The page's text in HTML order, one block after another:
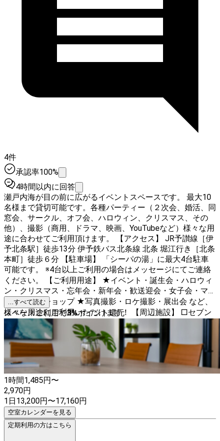
4件
承認率100%
4時間以内に回答
瀬戸内海が目の前に広がるイベントスペースです。 最大10
名様まで貸切可能です。各種パーティー（２次会、婚活、同
窓会、サークル、オフ会、ハロウィン、クリスマス、その
他）、撮影（商用、ドラマ、映画、YouTubeなど）様々な用
途に合わせてご利用頂けます。 【アクセス】 JR予讃線［伊
予北条駅］徒歩13分 伊予鉄バス北条線 北条 堀江行き［北条
本町］徒歩６分 【駐車場】 「シーパの湯」に最大4台駐車
可能です。 ※4台以上ご利用の場合はメッセージにてご連絡
ください。 【ご利用用途】 ★イベント・誕生会・ハロウィ
ン・クリスマス・忘年会・新年会・歓送迎会・女子会・ママ
会・ワークショップ ★写真撮影・ロケ撮影・展出会 など、
様々な用途にご利用いただけます！ 【周辺施設】 □セブン
イレブン 徒歩12分 □フジ北条店 徒歩11分 【注意事項】
・ゴミ袋を持参していただき、発生したゴミは必ずお持ち帰
りください。 ・事前のご連絡なく、無許可で利用延長され
た場合は、利用時間の2倍の料金を請求いたします。
...すべて読む
スペースご利用で3%ポイント還元
1時間1,485円〜
2,970円
1日13,200円〜17,160円
空室カレンダーを見る
定期利用の方はこちら